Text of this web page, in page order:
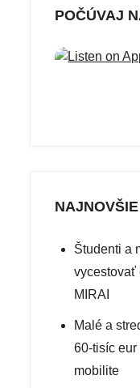
POČÚVAJ
Študenti a
vycestovať
MIRAI
Malé a
60-tisíc
mobilite